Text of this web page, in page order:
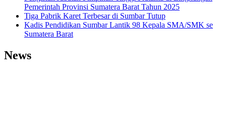
Pemerintah Provinsi Sumatera Barat Tahun 2025
Tiga Pabrik Karet Terbesar di Sumbar Tutup
Kadis Pendidikan Sumbar Lantik 98 Kepala SMA/SMK se
Sumatera Barat
News